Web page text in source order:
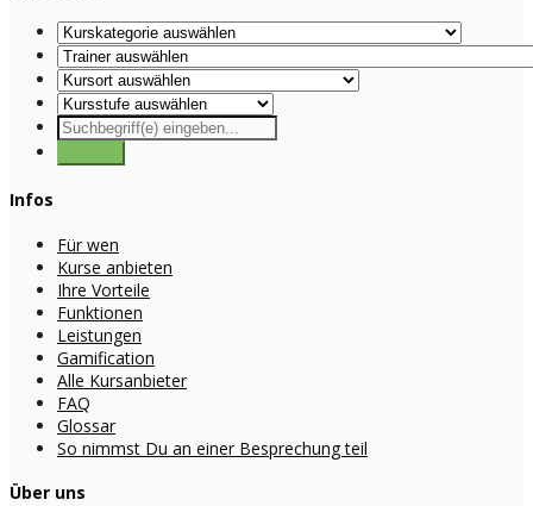
Infos
Für wen
Kurse anbieten
Ihre Vorteile
Funktionen
Leistungen
Gamification
Alle Kursanbieter
FAQ
Glossar
So nimmst Du an einer Besprechung teil
Über uns